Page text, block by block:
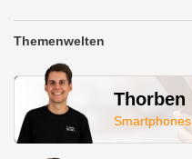
Themenwelten
Thorben
Smartphones